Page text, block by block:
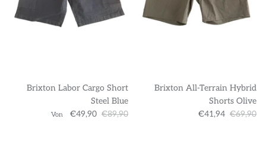
Brixton Labor Cargo Short
Steel Blue
Von €49,90 €89,90
Brixton All-Terrain Hybrid
Shorts Olive
€41,94 €69,90